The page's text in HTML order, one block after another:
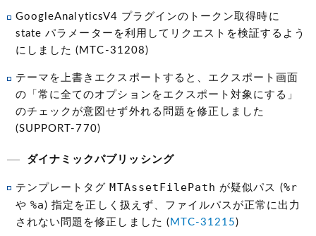
GoogleAnalyticsV4 プラグインのトークン取得時に
state パラメーターを利用してリクエストを検証するよう
にしました (MTC-31208)
テーマを上書きエクスポートすると、エクスポート画面
の「常に全てのオプションをエクスポート対象にする」
のチェックが意図せず外れる問題を修正しました
(SUPPORT-770)
ダイナミックパブリッシング
テンプレートタグ MTAssetFilePath が疑似パス (%r
や%a) 指定を正しく扱えず、ファイルパスが正常に出力
されない問題を修正しました ( MTC-31215 )